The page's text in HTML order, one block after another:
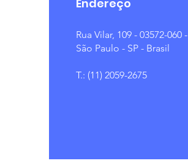
Endereço
Rua Vilar, 109 - 03572-060 -
São Paulo - SP - Brasil
T.: (11) 2059-2675